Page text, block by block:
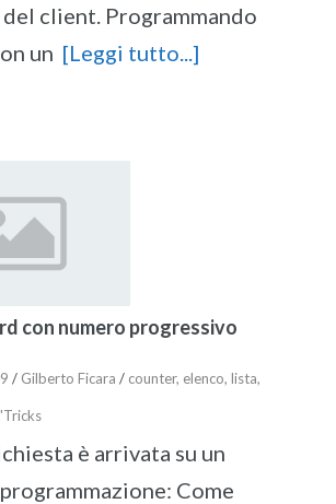
client. Programmando
un [Leggi tutto...]
con numero progressivo
/ Gilberto Ficara / counter, elenco, lista,
è arrivata su un
Come